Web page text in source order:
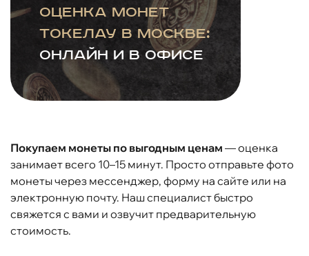
оценка монет
Токелау в Москве:
онлайн и в офисе
Покупаем монеты по выгодным ценам — оценка
занимает всего 10–15 минут. Просто отправьте фото
монеты через мессенджер, форму на сайте или на
электронную почту. Наш специалист быстро
свяжется с вами и озвучит предварительную
стоимость.